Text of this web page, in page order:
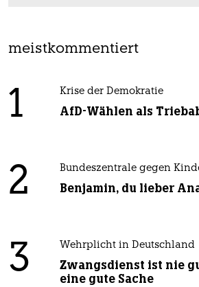
meistkommentiert
1 Krise der Demokratie
AfD-Wählen als
2 Bundeszentrale gegen
Benjamin, du lieber
3 Wehrplicht in Deutschland
Zwangsdienst ist nie
eine gute Sache